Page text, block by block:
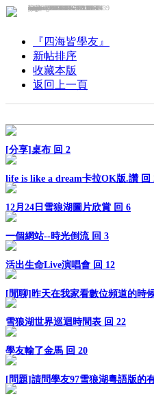
『四海皆學友』
新帖排序
收藏本版
返回上一頁
龍堂 / 2004-12-24 23:25
[分享]桌布 回 2
amyangel / 2004-12-17 23:39
life is like a dream卡拉OK版.讚 回
puple / 2004-12-25 17:44
12月24日雪狼湖圖片欣賞 回 6
smallrice / 2005-1-2 18:49
一個網站--時光倒流 回 3
adaho / 2005-1-1 16:44
活出生命Live演唱會 回 12
himura / 2004-12-29 18:34
[閒聊]昨天在我家看數位頻道的時
ayu8389 / 2004-11-1 18:20
雪狼湖世界巡迴時間表 回 22
sand / 2004-12-6 22:56
學友輸了金馬 回 20
mfeo / 2004-12-29 13:24
[問題]請問學友97雪狼湖粵語版的
YQ / 2004-12-20 20:15